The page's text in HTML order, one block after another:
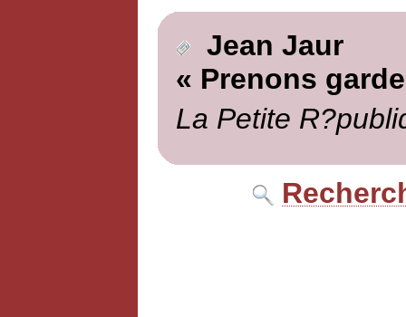
Jean Jaur
« Prenons
La Petite